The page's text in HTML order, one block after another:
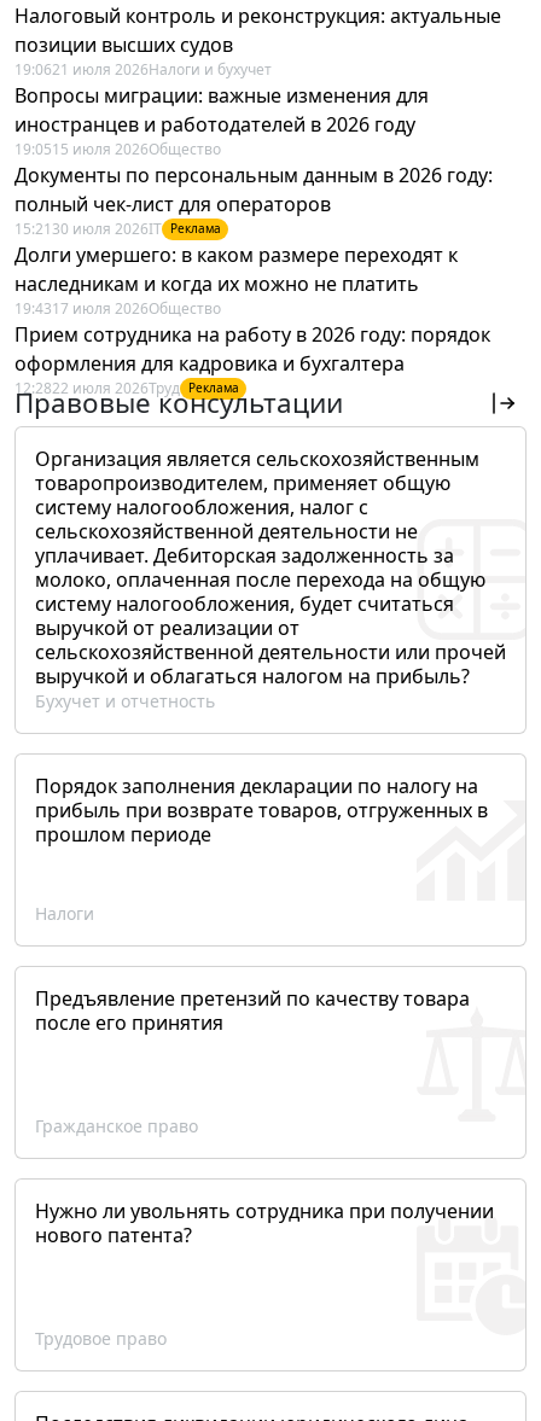
Налоговый контроль и реконструкция: актуальные
позиции высших судов
19:0621 июля 2026Налоги и бухучет
Вопросы миграции: важные изменения для
иностранцев и работодателей в 2026 году
19:0515 июля 2026Общество
Документы по персональным данным в 2026 году:
полный чек-лист для операторов
15:21 30 июля 2026IT Реклама
Долги умершего: в каком размере переходят к
наследникам и когда их можно не платить
19:4317 июля 2026Общество
Прием сотрудника на работу в 2026 году: порядок
оформления для кадровика и бухгалтера
12:2822 июля 2026Труд Реклама
Правовые консультации
Организация является сельскохозяйственным
товаропроизводителем, применяет общую
систему налогообложения, налог с
сельскохозяйственной деятельности не
уплачивает. Дебиторская задолженность за
молоко, оплаченная после перехода на общую
систему налогообложения, будет считаться
выручкой от реализации от
сельскохозяйственной деятельности или прочей
выручкой и облагаться налогом на прибыль?
Бухучет и отчетность
Порядок заполнения декларации по налогу на
прибыль при возврате товаров, отгруженных в
прошлом периоде
Налоги
Предъявление претензий по качеству товара
после его принятия
Гражданское право
Нужно ли увольнять сотрудника при получении
нового патента?
Трудовое право